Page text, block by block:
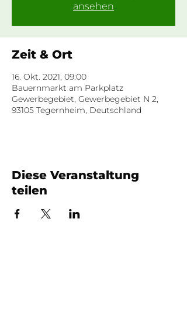
ansehen
Zeit & Ort
16. Okt. 2021, 09:00
Bauernmarkt am Parkplatz
Gewerbegebiet, Gewerbegebiet N 2,
93105 Tegernheim, Deutschland
Diese Veranstaltung
teilen